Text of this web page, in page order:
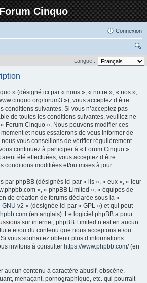
Forum Cinquo
Connexion
ec
ch
er
Langue :
» (désigné ici par « nous », « notre », « nos »,
forum3 »), vous acceptez d’être
conditions suivantes. Si vous n’acceptez pas
de toutes les conditions suivantes, veuillez ne
Forum Cinquo ». Nous pouvons modifier ces
et nous essaierons de vous informer de
vous conseillons de vérifier régulièrement
continuez à participer à « Forum Cinquo »
été effectuées, vous acceptez d’être
conditions modifiées et/ou mises à jour.
par phpBB (désignés ici par « ils », « eux », « leur
», « phpBB Limited », « équipes de
de création de forums déclarée sous la «
GNU v2 » (désignée ici par « GPL ») et qui peut
(en anglais). Le logiciel phpBB a pour
sur internet, phpBB Limited n’est en aucun
et/ou du contenu que nous acceptons et/ou
vous souhaitez obtenir plus d’informations
invitons à consulter https://www.phpbb.com/(en
aucun contenu à caractère abusif, obscène,
menaçant, pornographique, etc. qui pourrait